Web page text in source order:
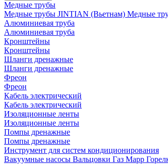
Медные трубы
Медные трубы JINTIAN (Вьетнам) Медные
Алюминиевая труба
Алюминиевая труба
Кронштейны
Кронштейны
Шланги дренажные
Шланги дренажные
Фреон
Фреон
Кабель электрический
Кабель электрический
Изоляционные ленты
Изоляционные ленты
Помпы дренажные
Помпы дренажные
Инструмент для систем кондиционирования
Вакуумные насосы Вальцовки Газ Mapp